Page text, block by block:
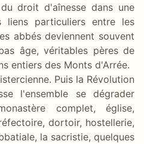
droit d'aînesse dans une
liens particuliers entre les
abbés deviennent souvent
âge, véritables pères de
entiers des Monts d'Arrée.
Puis la Révolution
l'ensemble se dégrader
complet, église,
dortoir, hostellerie,
la sacristie, quelques